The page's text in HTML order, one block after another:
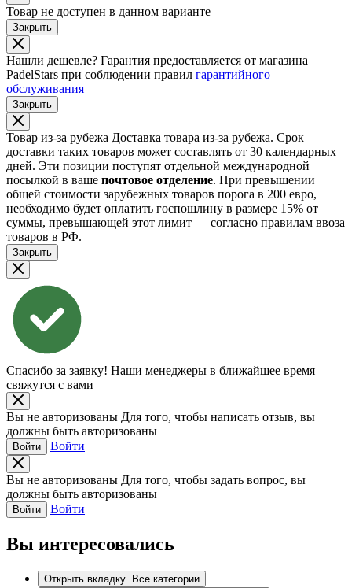
Товар не доступен в данном варианте
Закрыть
Нашли дешевле? Гарантия предоставляется от магазина
PadelStars при соблюдении правил гарантийного
обслуживания
Закрыть
Товар из-за рубежа Доставка товара из-за рубежа. Срок
доставки таких товаров может составлять от 30 календарных
дней. Эти позиции поступят отдельной международной
посылкой в ваше почтовое отделение. При превышении
общей стоимости зарубежных товаров порога в 200 евро,
необходимо будет оплатить госпошлину в размере 15% от
суммы, превышающей этот лимит — согласно правилам ввоза
товаров в РФ.
Закрыть
Спасибо за заявку! Наши менеджеры в ближайшее время
свяжутся с вами
Вы не авторизованы Для того, чтобы написать отзыв, вы
должны быть авторизованы
Войти Войти
Вы не авторизованы Для того, чтобы задать вопрос, вы
должны быть авторизованы
Войти Войти
Вы интересовались
Открыть вкладку
Все категории